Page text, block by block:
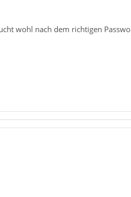
wohl nach dem richtigen